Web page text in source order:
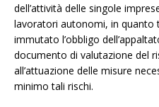
dell’attività delle singole
lavoratori autonomi, in quanto
immutato l’obbligo
documento di valutazione del
all’attuazione delle misure
minimo tali rischi.